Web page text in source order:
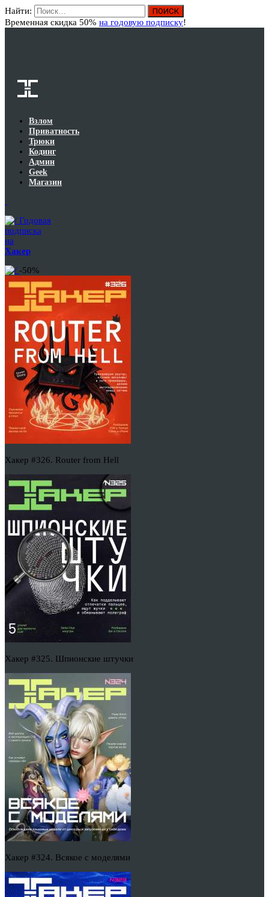
Найти:
Временная скидка 50% на годовую подписку!
Взлом
Приватность
Трюки
Кодинг
Админ
Geek
Магазин
Годовая
подписка
на
Хакер
-50%
Хакер #326. Router from Hell
Хакер #325. Шпионские штучки
Хакер #324. Всякое с моделями